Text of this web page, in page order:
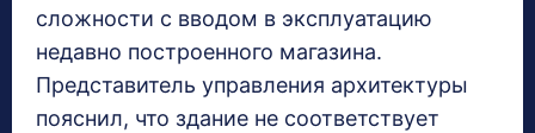
сложности с вводом в эксплуатацию
недавно построенного магазина.
Представитель управления архитектуры
пояснил, что здание не соответствует